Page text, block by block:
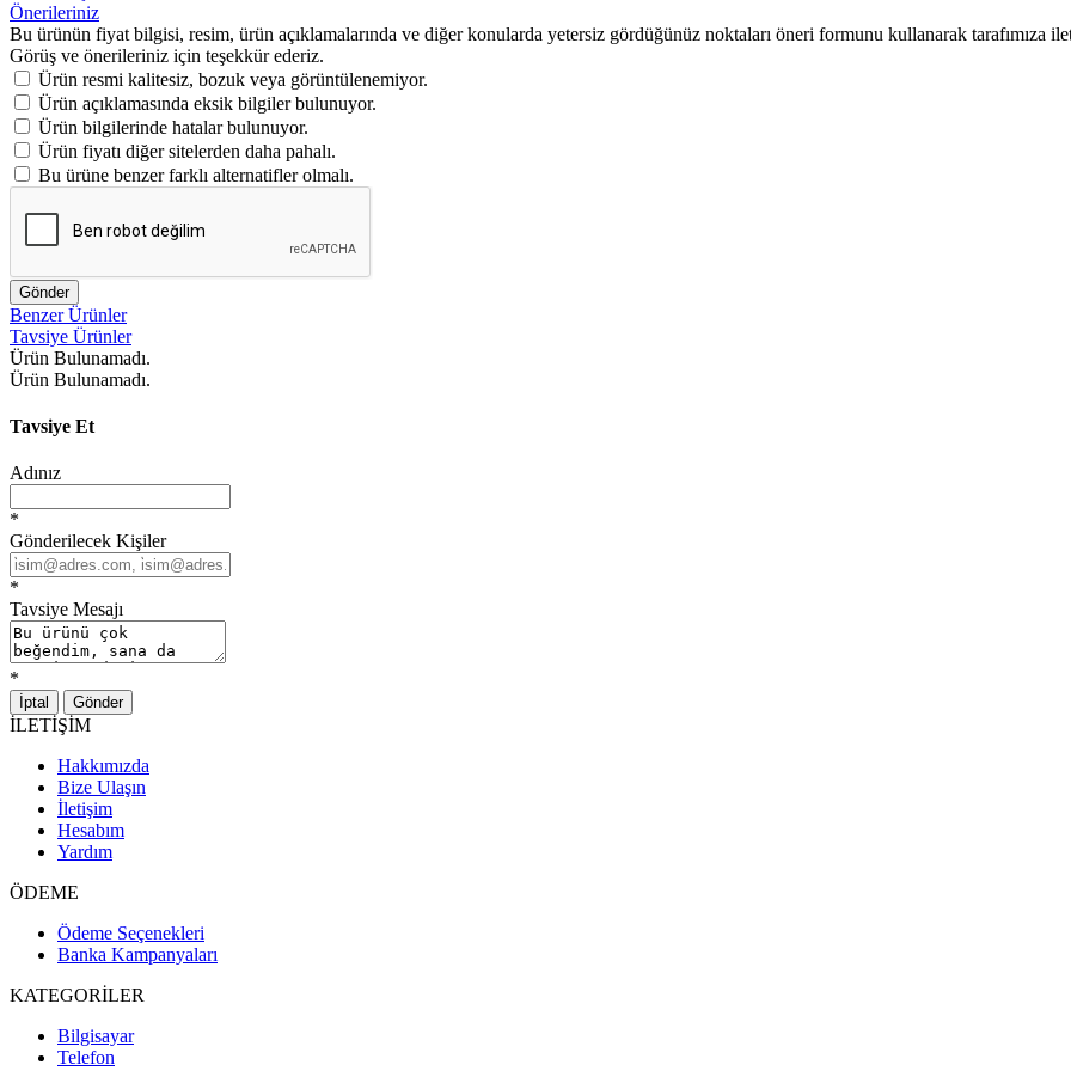
Önerileriniz
Bu ürünün fiyat bilgisi, resim, ürün açıklamalarında ve diğer konularda yetersiz gördüğünüz noktaları öneri formunu kullanarak tarafımıza
Görüş ve önerileriniz için teşekkür ederiz.
Ürün resmi kalitesiz, bozuk veya görüntülenemiyor.
Ürün açıklamasında eksik bilgiler bulunuyor.
Ürün bilgilerinde hatalar bulunuyor.
Ürün fiyatı diğer sitelerden daha pahalı.
Bu ürüne benzer farklı alternatifler olmalı.
Gönder
Benzer Ürünler
Tavsiye Ürünler
Ürün Bulunamadı.
Ürün Bulunamadı.
Tavsiye Et
Adınız
*
Gönderilecek Kişiler
*
Tavsiye Mesajı
*
İptal Gönder
İLETİŞİM
Hakkımızda
Bize Ulaşın
İletişim
Hesabım
Yardım
ÖDEME
Ödeme Seçenekleri
Banka Kampanyaları
KATEGORİLER
Bilgisayar
Telefon